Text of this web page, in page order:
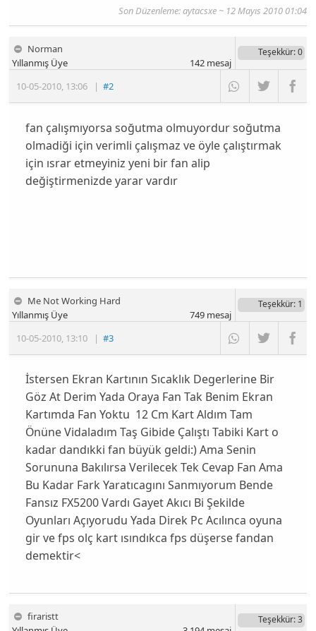
Son Düzenleme:aytacsxe~ 12 Mayıs 2010 01:04
Norman
10-05-2010, 13:06 |#2
Yıllanmış Üye
Teşekkür: 0
142mesaj
fan çalışmıyorsa soğutma olmuyordur soğutma
olmadiği için verimli çalışmaz ve öyle çalıştırmak
için ısrar etmeyiniz yeni bir fan alip
değiştirmenizde yarar vardır
Me Not Working Hard
10-05-2010, 13:10 |#3
Yıllanmış Üye
Teşekkür: 1
749mesaj
İstersen Ekran Kartının Sıcaklık Degerlerine Bir
Göz At Derim Yada Oraya Fan Tak Benim Ekran
Kartımda Fan Yoktu 12 Cm Kart Aldım Tam
Önüne Vidaladım Taş Gibide Çalıştı Tabiki Kart o
kadar dandıkki fan büyük geldi:) Ama Senin
Sorununa Bakılırsa Verilecek Tek Cevap Fan Ama
Bu Kadar Fark Yaratıcagını Sanmıyorum Bende
Fansız FX5200 Vardı Gayet Akıcı Bi Şekilde
Oyunları Açıyorudu Yada Direk Pc Acılınca oyuna
gir ve fps olç kart ısındıkca fps düşerse fandan
demektir<
firaristt
Teşekkür: 3